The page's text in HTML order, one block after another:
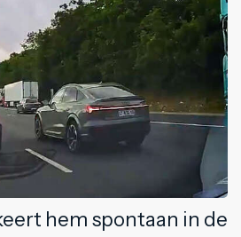
hem spontaan in de